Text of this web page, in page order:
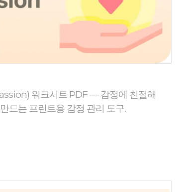
워크시트 PDF — 감정에 친절해
드는 프린트용 감정 관리 도구.